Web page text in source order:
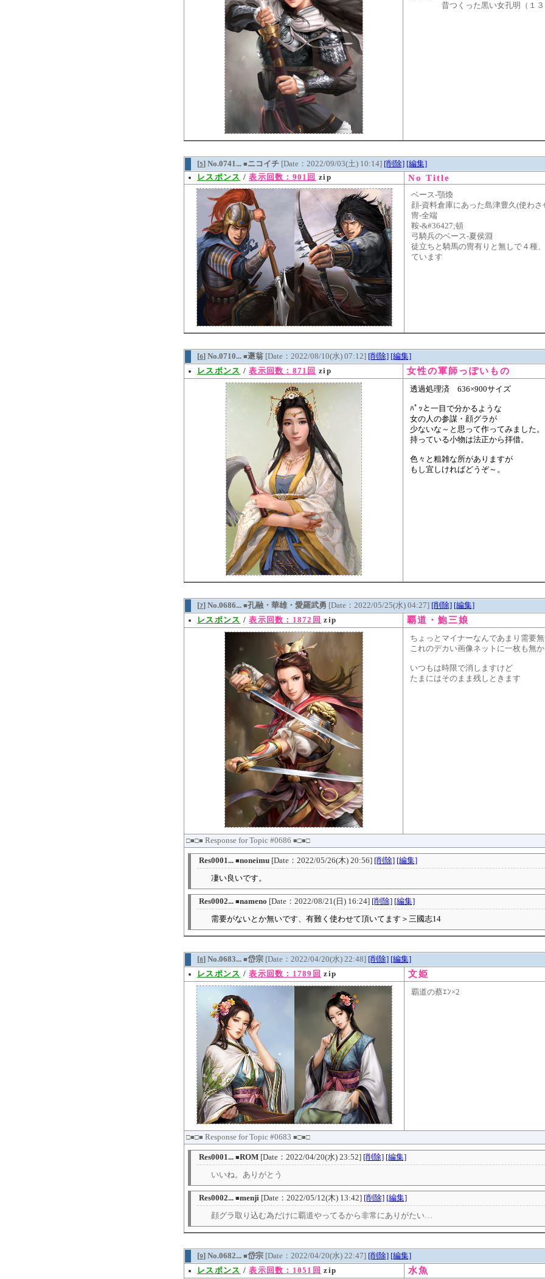
昔つくった黒い女孔明（１３
[5] No.0741... ■ニコイチ [Date：2022/09/03(土) 10:14] [削除] [編集]
レスポンス /表示回数：901回 zip No Title
ベース-顎煥
顔-資料倉庫にあった島津豊久(使わ
冑-全端
鞍-&#36427;頓
弓騎兵のベース-夏侯淵
徒立ちと騎馬の冑有りと無しで４種
ています
[6] No.0710... ■遯翁 [Date：2022/08/10(水) 07:12] [削除] [編集]
レスポンス /表示回数：871回 zip 女性の軍師っぽいもの
透過処理済 636×900サイズ
ﾊﾟｯと一目で分かるような
女の人の参謀・顔グラが
少ないな～と思って作ってみました。
持っている小物は法正から拝借。
色々と粗雑な所がありますが
もし宜しければどうぞ～。
[7] No.0686... ■孔融・華雄・愛羅武勇 [Date：2022/05/25(水) 04:27] [削除] [編集]
レスポンス /表示回数：1872回 zip 覇道・鮑三娘
ちょっとマイナーなんであまり需要
これのデカい画像ネットに一枚も無
いつもは時限で消しますけど
たまにはそのまま残しときます
□■□■ Response for Topic #0686 ■□■□
Res0001... ■noneimu [Date：2022/05/26(木) 20:56] [削除] [編集]
凄い良いです。
Res0002... ■nameno [Date：2022/08/21(日) 16:24] [削除] [編集]
需要がないとか無いです、有難く使わせて頂いてます＞三國志14
[8] No.0683... ■岱宗 [Date：2022/04/20(水) 22:48] [削除] [編集]
レスポンス /表示回数：1789回 zip 文姫
覇道の蔡ｴﾝ×2
□■□■ Response for Topic #0683 ■□■□
Res0001... ■ROM [Date：2022/04/20(水) 23:52] [削除] [編集]
いいね。ありがとう
Res0002... ■menji [Date：2022/05/12(木) 13:42] [削除] [編集]
顔グラ取り込む為だけに覇道やってるから非常にありがたい…
[9] No.0682... ■岱宗 [Date：2022/04/20(水) 22:47] [削除] [編集]
レスポンス /表示回数：1051回 zip 水魚